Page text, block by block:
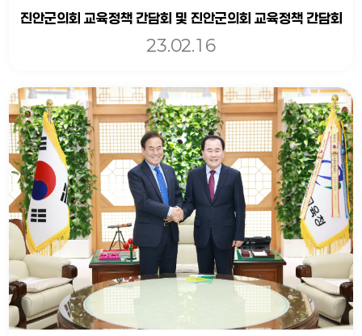
진안군의회 교육정책 간담회 및 진안군의회 교육정책 간담회
23.02.16